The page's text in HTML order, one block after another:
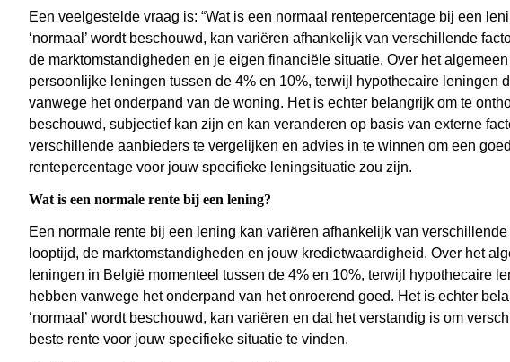
Een veelgestelde vraag is: “Wat is een normaal rentepercentage bij een
‘normaal’ wordt beschouwd, kan variëren afhankelijk van verschillende
de marktomstandigheden en je eigen financiële situatie. Over het
persoonlijke leningen tussen de 4% en 10%, terwijl hypothecaire leningen
vanwege het onderpand van de woning. Het is echter belangrijk om te
beschouwd, subjectief kan zijn en kan veranderen op basis van externe
verschillende aanbieders te vergelijken en advies in te winnen om een
rentepercentage voor jouw specifieke leningsituatie zou zijn.
Wat is een normale rente bij een lening?
Een normale rente bij een lening kan variëren afhankelijk van
looptijd, de marktomstandigheden en jouw kredietwaardigheid. Over het
leningen in België momenteel tussen de 4% en 10%, terwijl hypothecaire
hebben vanwege het onderpand van het onroerend goed. Het is echter
‘normaal’ wordt beschouwd, kan variëren en dat het verstandig is om
beste rente voor jouw specifieke situatie te vinden.